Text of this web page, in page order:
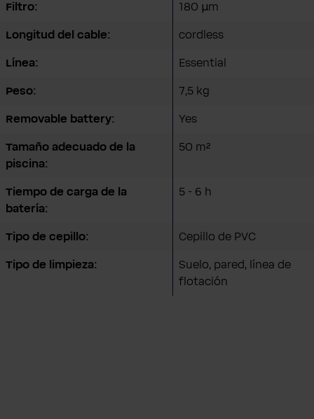
Filtro: 180 µm
Longitud del cable: cordless
Línea: Essential
Peso: 7,5 kg
Removable battery: Yes
Tamaño adecuado de la
piscina:
50 m²
Tiempo de carga de la
batería:
5 - 6 h
Tipo de cepillo: Cepillo de PVC
Tipo de limpieza:
Suelo, pared, línea de
flotación